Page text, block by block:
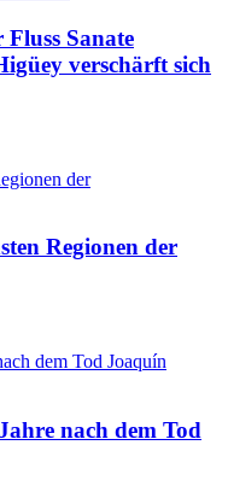
Sanate
verschärft sich
Regionen der
nach dem Tod